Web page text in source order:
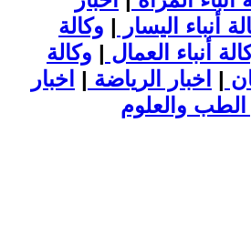
أنباء اليسار | وكالة
أنباء العمال | وكالة
| اخبار الرياضة | اخبار